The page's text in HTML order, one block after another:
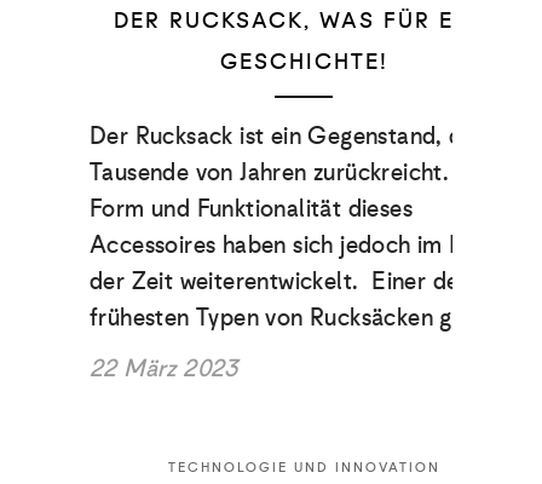
DER RUCKSACK, WAS FÜR EINE
GESCHICHTE!
Der Rucksack ist ein Gegenstand, der
Tausende von Jahren zurückreicht. Die
Form und Funktionalität dieses
Accessoires haben sich jedoch im Laufe
der Zeit weiterentwickelt. Einer der
frühesten Typen von Rucksäcken geht…
22 März 2023
TECHNOLOGIE UND INNOVATION